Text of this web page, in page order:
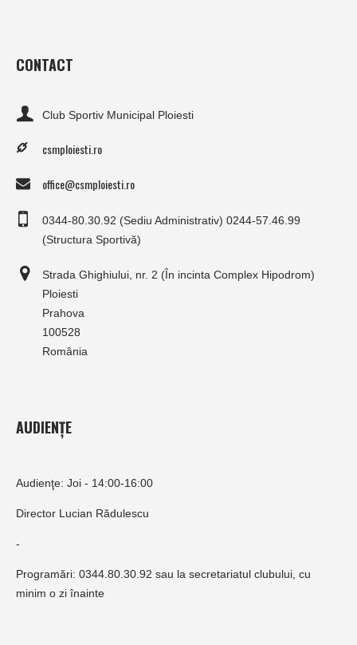
CONTACT
Club Sportiv Municipal Ploiesti
csmploiesti.ro
office@csmploiesti.ro
0344-80.30.92 (Sediu Administrativ) 0244-57.46.99
(Structura Sportivă)
Strada Ghighiului, nr. 2 (În incinta Complex Hipodrom)
Ploiesti
Prahova
100528
România
AUDIENȚE
Audienţe: Joi - 14:00-16:00
Director Lucian Rădulescu
-
Programări: 0344.80.30.92 sau la secretariatul clubului, cu
minim o zi înainte